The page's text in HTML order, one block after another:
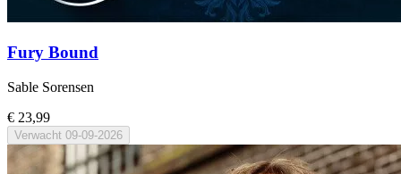
Fury Bound
Sable Sorensen
€ 23,99
Verwacht 09-09-2026